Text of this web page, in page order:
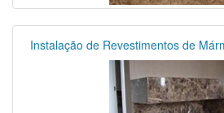
Instalação de Revestimentos de